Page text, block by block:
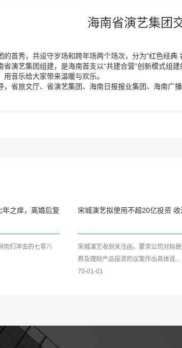
海南省演艺集团
首秀，共设守岁场和跨年场两个场次，分为“红色经典
演艺集团组建，是海南首支以“共建合营”创新模式
音乐给大家带来温暖与欢乐。
省旅文厅、省演艺集团、海南日报报业集团、海南广
之痒，离婚后复
肉们冲击的七零八
宋城演艺拟使用不超20亿投资
宋城演艺收到关注函，要求公司对拟
券及理财产品投资的议案作出具体说...
70-01-01